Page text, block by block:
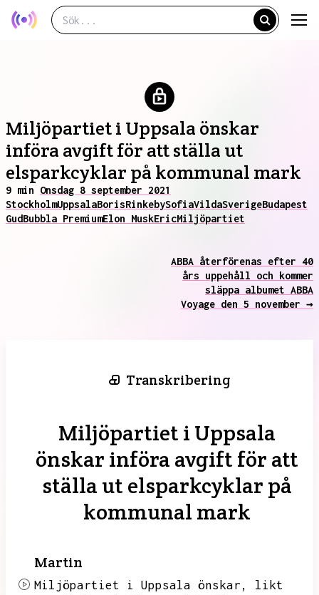
Miljöpartiet i Uppsala önskar
införa avgift för att ställa ut
elsparkcyklar på kommunal mark
9 min Onsdag 8 september 2021
StockholmUppsalaBorisRinkebySofiaVildaSverigeBudapest
GudBubbla PremiumElon MuskEricMiljöpartiet
ABBA återförenas efter 40
års uppehåll och kommer
släppa albumet ABBA
Voyage den 5 november →
Transkribering
Miljöpartiet i Uppsala
önskar införa avgift för att
ställa ut elsparkcyklar på
kommunal mark
Martin
Miljöpartiet i Uppsala önskar,
likt